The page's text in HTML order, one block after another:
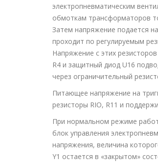
электропневматическим
обмоткам трансформаторов
Затем напряжение подается
проходит по регулируемым
Напряжение с этих
R4 и защитный диод U16
через ограничительный
Питающее напряжение на
резисторы RIO, R11 и
При нормальном режиме
блок управления
напряжения, величина
Y1 остается в «закрытом»